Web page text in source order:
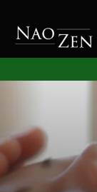
content
Signature
Massage